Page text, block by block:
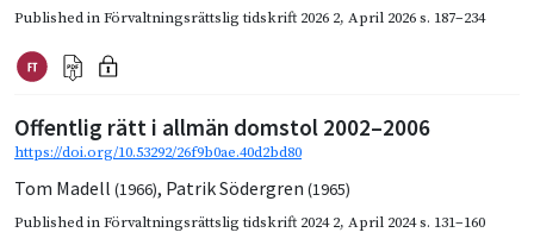
Published inFörvaltningsrättslig tidskrift 2026 2, April 2026s. 187–234
Offentlig rätt i allmän domstol 2002–2006
https://doi.org/10.53292/26f9b0ae.40d2bd80
Tom Madell (1966), Patrik Södergren (1965)
Published inFörvaltningsrättslig tidskrift 2024 2, April 2024s. 131–160